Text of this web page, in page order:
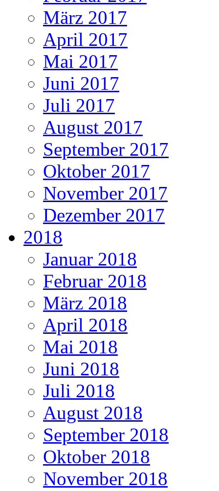
März 2017
April 2017
Mai 2017
Juni 2017
Juli 2017
August 2017
September 2017
Oktober 2017
November 2017
Dezember 2017
2018
Januar 2018
Februar 2018
März 2018
April 2018
Mai 2018
Juni 2018
Juli 2018
August 2018
September 2018
Oktober 2018
November 2018